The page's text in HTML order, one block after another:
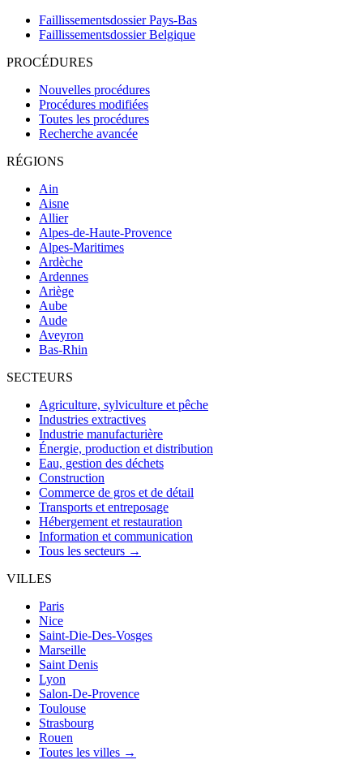
Faillissementsdossier Pays-Bas
Faillissementsdossier Belgique
PROCÉDURES
Nouvelles procédures
Procédures modifiées
Toutes les procédures
Recherche avancée
RÉGIONS
Ain
Aisne
Allier
Alpes-de-Haute-Provence
Alpes-Maritimes
Ardèche
Ardennes
Ariège
Aube
Aude
Aveyron
Bas-Rhin
SECTEURS
Agriculture, sylviculture et pêche
Industries extractives
Industrie manufacturière
Énergie, production et distribution
Eau, gestion des déchets
Construction
Commerce de gros et de détail
Transports et entreposage
Hébergement et restauration
Information et communication
Tous les secteurs →
VILLES
Paris
Nice
Saint-Die-Des-Vosges
Marseille
Saint Denis
Lyon
Salon-De-Provence
Toulouse
Strasbourg
Rouen
Toutes les villes →